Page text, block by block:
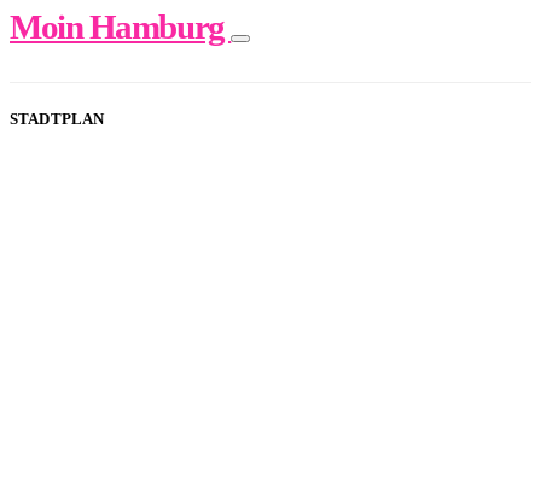
Moin Hamburg
STADTPLAN